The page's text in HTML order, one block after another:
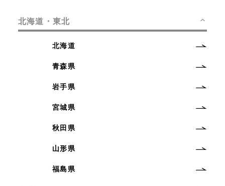
北海道・東北
北海道
青森県
岩手県
宮城県
秋田県
山形県
福島県